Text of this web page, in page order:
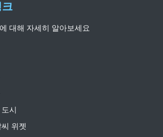
크
대해 자세히 알아보세요
시
위젯